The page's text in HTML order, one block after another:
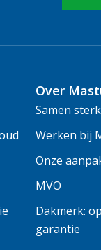
Over
Samen
Werken bij
Onze
MVO
Dakmerk:
garantie